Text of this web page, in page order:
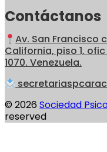
Contáctanos
Av. San Francisco
California, piso 1,
1070. Venezuela.
© 2026 Sociedad
reserved